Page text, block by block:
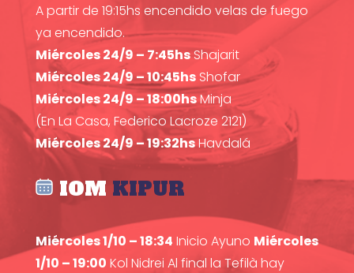
A partir de 19:15hs encendido velas de fuego
ya encendido.
Miércoles 24/9 – 7:45hsShajarit
Miércoles 24/9 – 10:45hsShofar
Miércoles 24/9 – 18:00hsMinja
(En La Casa, Federico Lacroze 2121)
Miércoles 24/9 – 19:32hsHavdalá
IOM KIPUR
Miércoles 1/10 – 18:34 Inicio Ayuno Miércoles
1/10 – 19:00 Kol Nidrei Al final la Tefilà hay